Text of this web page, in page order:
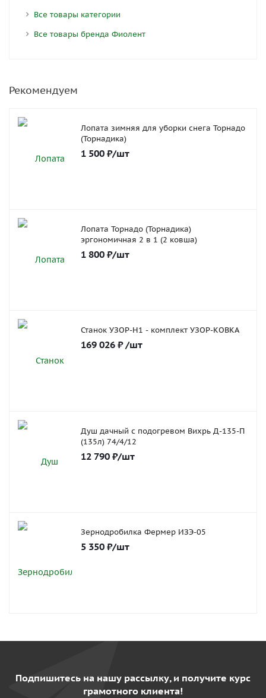
Все товары категории
Все товары бренда Фиолент
Рекомендуем
Лопата зимняя для уборки снега Торнадо
(Торнадика)
1 500 ₽/шт
Лопата Торнадо (Торнадика)
эргономичная 2 в 1 (2 ковша)
1 800 ₽/шт
Станок УЗОР-Н1 - комплект УЗОР-КОВКА
169 026 ₽ /шт
Душ дачный с подогревом Вихрь Д-135-П
(135л) 74/4/12
12 790 ₽/шт
Зернодробилка Фермер ИЗЭ-05
5 350 ₽/шт
Подпишитесь на нашу рассылку, и получите курс
грамотного клиента!